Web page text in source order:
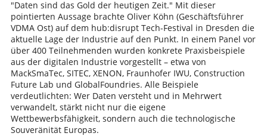
"Daten sind das Gold der heutigen Zeit." Mit dieser
pointierten Aussage brachte Oliver Köhn (Geschäftsführer
VDMA Ost) auf dem hub:disrupt Tech-Festival in Dresden die
aktuelle Lage der Industrie auf den Punkt. In einem Panel vor
über 400 Teilnehmenden wurden konkrete Praxisbeispiele
aus der digitalen Industrie vorgestellt – etwa von
MackSmaTec, SITEC, XENON, Fraunhofer IWU, Construction
Future Lab und GlobalFoundries. Alle Beispiele
verdeutlichten: Wer Daten versteht und in Mehrwert
verwandelt, stärkt nicht nur die eigene
Wettbewerbsfähigkeit, sondern auch die technologische
Souveränität Europas.